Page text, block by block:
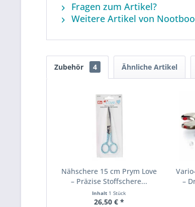
Fragen zum Artikel?
Weitere Artikel von
Zubehör 4 Ähnliche Artikel
Nähschere 15 cm Prym Love
– Präzise Stoffschere...
Inhalt 1 Stück
26,50 € *
–